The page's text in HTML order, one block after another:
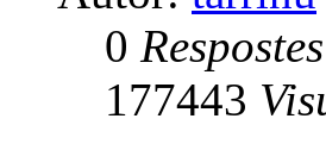
0 Respostes
177443